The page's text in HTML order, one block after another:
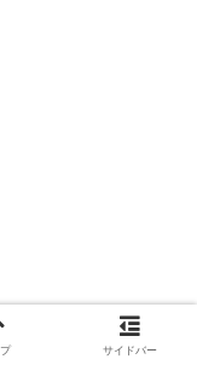
サイドバー